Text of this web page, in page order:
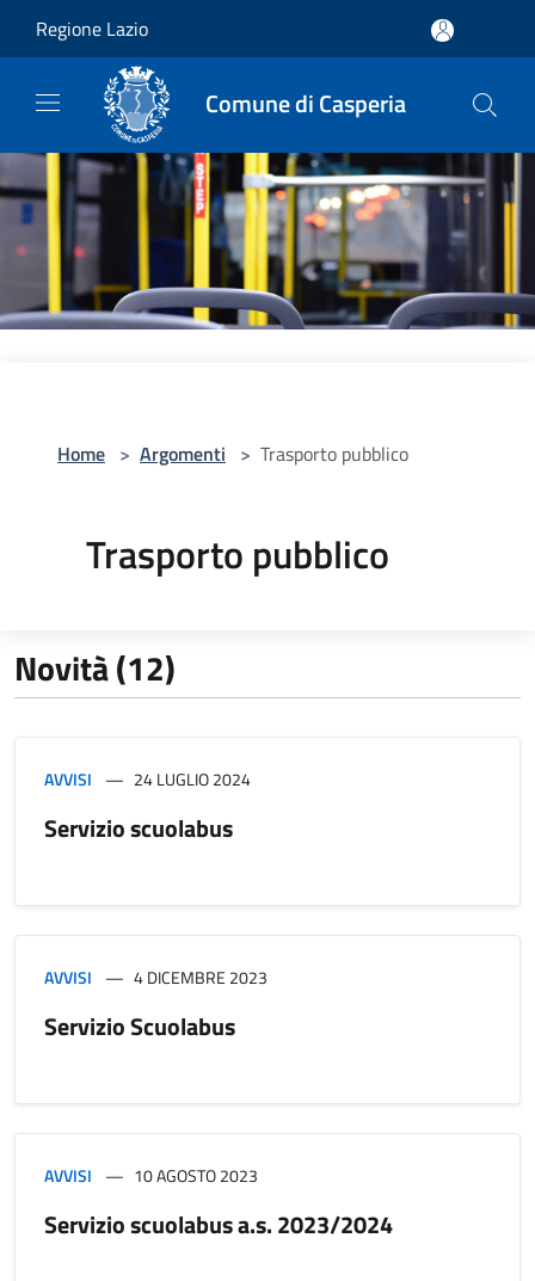
Regione Lazio
Comune di Casperia
Home > Argomenti > Trasporto pubblico
Trasporto pubblico
Novità (12)
AVVISI 24 LUGLIO 2024
Servizio scuolabus
AVVISI 4 DICEMBRE 2023
Servizio Scuolabus
AVVISI 10 AGOSTO 2023
Servizio scuolabus a.s. 2023/2024